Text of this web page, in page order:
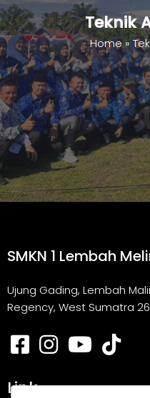
Teknik
Home»
SMKN 1 Lembah
Ujung Gading, Lembah
Regency, West Sumatra
Link